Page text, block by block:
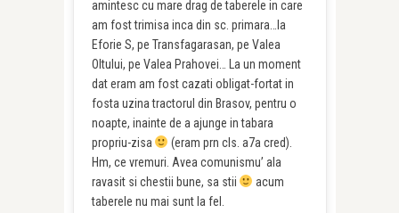
amintesc cu mare drag de taberele in care
am fost trimisa inca din sc. primara…la
Eforie S, pe Transfagarasan, pe Valea
Oltului, pe Valea Prahovei… La un moment
dat eram am fost cazati obligat-fortat in
fosta uzina tractorul din Brasov, pentru o
noapte, inainte de a ajunge in tabara
propriu-zisa
(eram prn cls. a7a cred).
Hm, ce vremuri. Avea comunismu’ ala
ravasit si chestii bune, sa stii
acum
taberele nu mai sunt la fel.